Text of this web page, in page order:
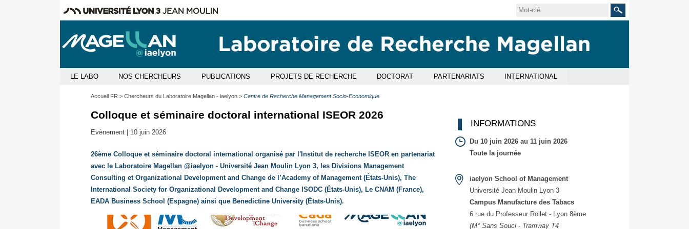
Rechercher
LE LABO NOS CHERCHEURS PUBLICATIONS PROJETS DE RECHERCHE DOCTORAT PARTENARIATS INTERNATIONAL
Accueil FR Chercheurs du Laboratoire Magellan - iaelyon Centre de Recherche Management Socio-Economique
Colloque et séminaire doctoral international ISEOR 2026
Evènement | 10 juin 2026
26ème Colloque et séminaire doctoral international organisé par l'Institut de recherche ISEOR en partenariat
avec le Laboratoire Magellan @iaelyon - Université Jean Moulin Lyon 3, les Divisions Management
Consulting et Organizational Development and Change de l’Academy of Management (États-Unis), The
International Society for Organizational Development and Change ISODC (États-Unis), Le CNAM (France),
EADA Business School (Espagne) ainsi que Benedictine University (États-Unis).
INFORMATIONS
Du 10 juin 2026 au 11 juin 2026
Toute la journée
iaelyon School of Management
Université Jean Moulin Lyon 3
Campus Manufacture des Tabacs
6 rue du Professeur Rollet - Lyon 8ème
(M° Sans Souci - Tramway T4